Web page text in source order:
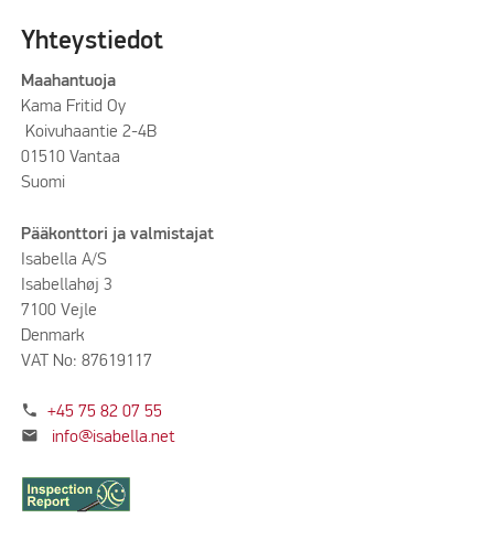
Yhteystiedot
Maahantuoja
Kama Fritid Oy
Koivuhaantie 2-4B
01510 Vantaa
Suomi
Pääkonttori ja valmistajat
Isabella A/S
Isabellahøj 3
7100 Vejle
Denmark
VAT No: 87619117
phone +45 75 82 07 55
mail info@isabella.net